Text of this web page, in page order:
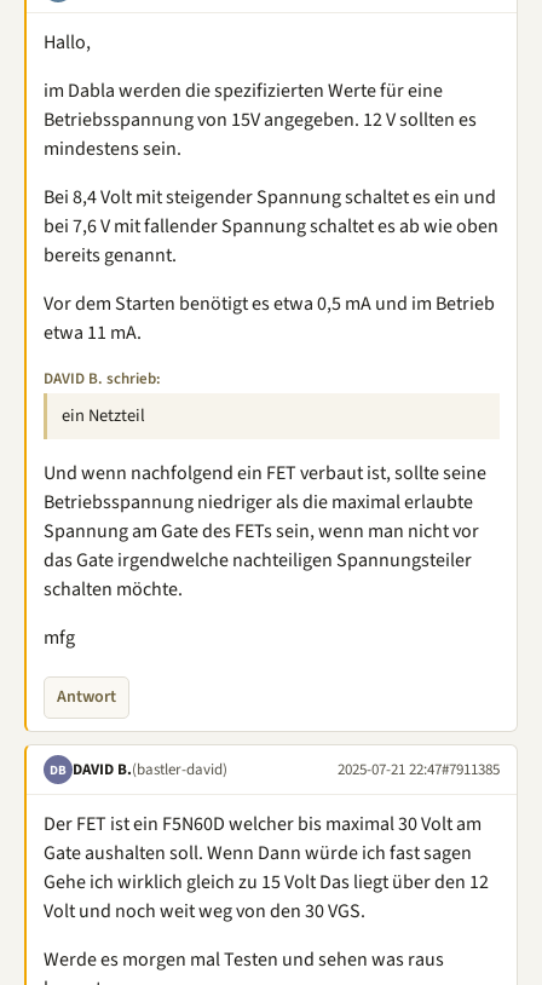
Hallo,
im Dabla werden die spezifizierten Werte für eine
Betriebsspannung von 15V angegeben. 12 V sollten es
mindestens sein.
Bei 8,4 Volt mit steigender Spannung schaltet es ein und
bei 7,6 V mit fallender Spannung schaltet es ab wie oben
bereits genannt.
Vor dem Starten benötigt es etwa 0,5 mA und im Betrieb
etwa 11 mA.
DAVID B. schrieb:
ein Netzteil
Und wenn nachfolgend ein FET verbaut ist, sollte seine
Betriebsspannung niedriger als die maximal erlaubte
Spannung am Gate des FETs sein, wenn man nicht vor
das Gate irgendwelche nachteiligen Spannungsteiler
schalten möchte.
mfg
Antwort
DB DAVID B.(bastler-david) 2025-07-21 22:47#7911385
Der FET ist ein F5N60D welcher bis maximal 30 Volt am
Gate aushalten soll. Wenn Dann würde ich fast sagen
Gehe ich wirklich gleich zu 15 Volt Das liegt über den 12
Volt und noch weit weg von den 30 VGS.
Werde es morgen mal Testen und sehen was raus